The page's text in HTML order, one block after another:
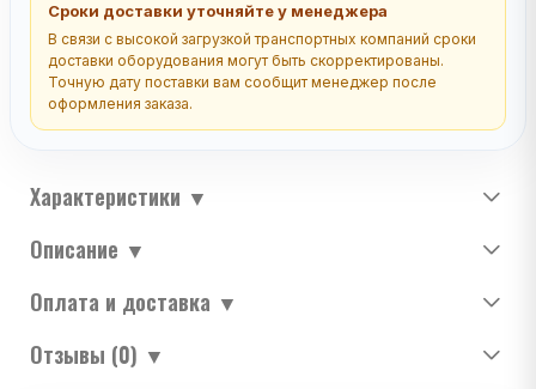
Сроки доставки уточняйте у менеджера
В связи с высокой загрузкой транспортных компаний сроки
доставки оборудования могут быть скорректированы.
Точную дату поставки вам сообщит менеджер после
оформления заказа.
Характеристики ▼
Описание ▼
Оплата и доставка ▼
Отзывы (0) ▼